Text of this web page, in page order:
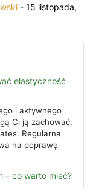
- 15 listopada,
elastyczność
i aktywnego
Ci ją zachować:
Regularna
na poprawę
– co warto mieć?